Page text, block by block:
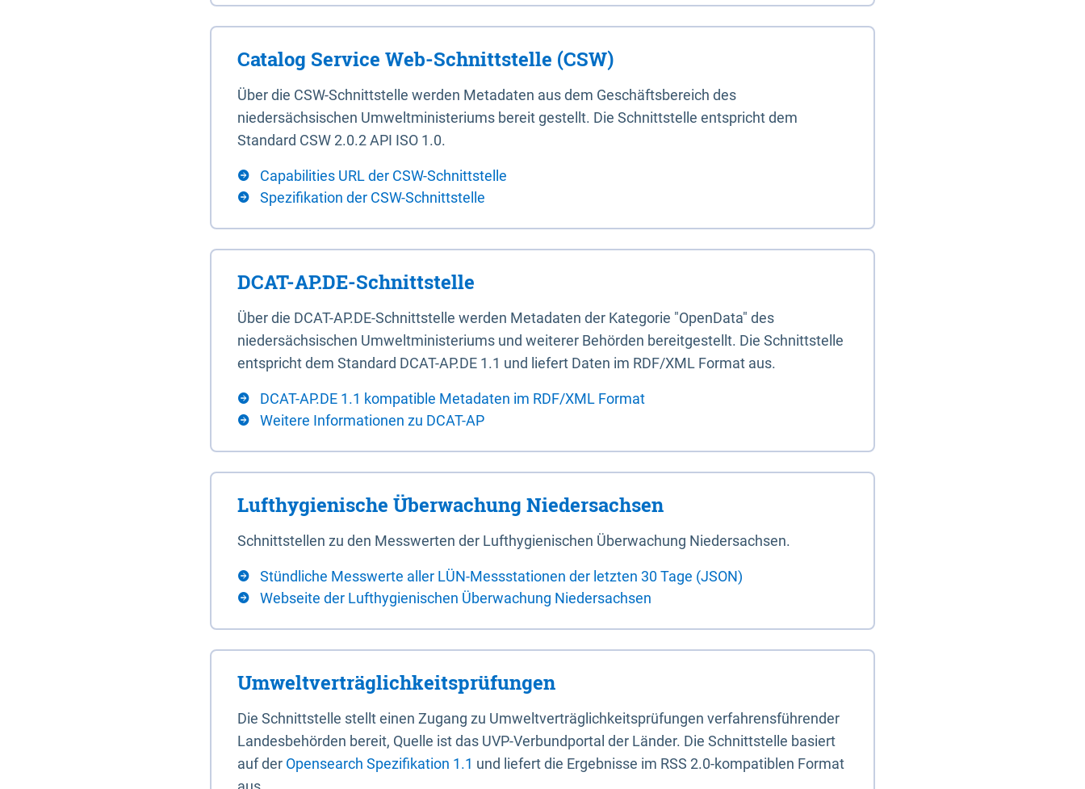
Catalog Service Web-Schnittstelle (CSW)
Über die CSW-Schnittstelle werden Metadaten aus dem Geschäftsbereich des
niedersächsischen Umweltministeriums bereit gestellt. Die Schnittstelle entspricht dem
Standard CSW 2.0.2 API ISO 1.0.
Capabilities URL der CSW-Schnittstelle
Spezifikation der CSW-Schnittstelle
DCAT-AP.DE-Schnittstelle
Über die DCAT-AP.DE-Schnittstelle werden Metadaten der Kategorie "OpenData" des
niedersächsischen Umweltministeriums und weiterer Behörden bereitgestellt. Die Schnittstelle
entspricht dem Standard DCAT-AP.DE 1.1 und liefert Daten im RDF/XML Format aus.
DCAT-AP.DE 1.1 kompatible Metadaten im RDF/XML Format
Weitere Informationen zu DCAT-AP
Lufthygienische Überwachung Niedersachsen
Schnittstellen zu den Messwerten der Lufthygienischen Überwachung Niedersachsen.
Stündliche Messwerte aller LÜN-Messstationen der letzten 30 Tage (JSON)
Webseite der Lufthygienischen Überwachung Niedersachsen
Umweltverträglichkeitsprüfungen
Die Schnittstelle stellt einen Zugang zu Umweltverträglichkeitsprüfungen verfahrensführender
Landesbehörden bereit, Quelle ist das UVP-Verbundportal der Länder. Die Schnittstelle basiert
auf der Opensearch Spezifikation 1.1 und liefert die Ergebnisse im RSS 2.0-kompatiblen Format